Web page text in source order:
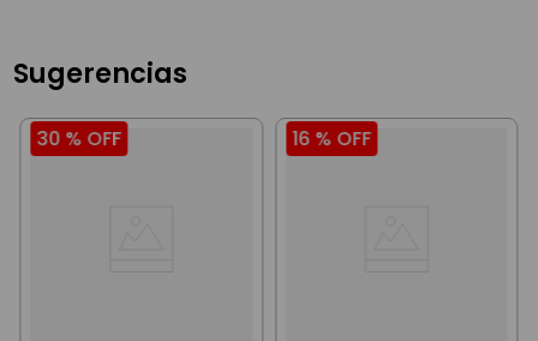
Sugerencias
30 % OFF 16 % OFF